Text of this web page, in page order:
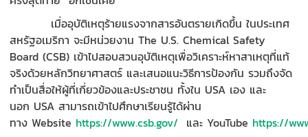
เมื่ออุบัติเหตุร้ายแรงจากสารอันตรายเกิดขึ้น ในประเทศ
สหรัฐอเมริกา จะมีหน่วยงาน The U.S. Chemical Safety
Board (CSB) เข้าไปสอบสวนอุบัติเหตุเพื่อวิเคราะห์หาสาเหตุที่แท้
จริงด้วยหลักวิทยาศาสตร์ และเสนอแนะวิธีการป้องกัน รวมถึงจัด
ทำเป็นสื่อให้ผู้ที่เกี่ยวข้องและประชาชน ทั้งใน USA เอง และ
นอก USAสามารถเข้าไปศึกษาเรียนรู้ได้ผ่าน
ทางWebsite https://www.csb.gov/ และ YouTube https://